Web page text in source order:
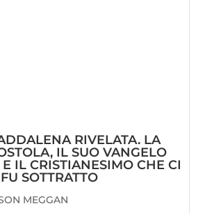
RIVELATA. LA
IL SUO VANGELO
IL CRISTIANESIMO CHE CI
FU SOTTRATTO
MEGGAN